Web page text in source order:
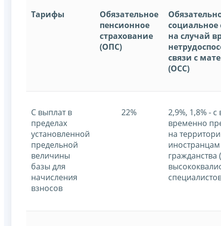
Тарифы
Обязательное
пенсионное
страхование
(ОПС)
социальное
на случай
связи с
(ОСС)
С выплат в
пределах
установленной
предельной
величины
базы для
начисления
взносов
22%
2,9%, 1,8% -
временно
на
гражданства